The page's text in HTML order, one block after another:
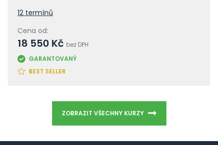
12 termínů
Cena od:
18 550 Kč bez DPH
GARANTOVANÝ
BEST SELLER
ZOBRAZIT VŠECHNY KURZY